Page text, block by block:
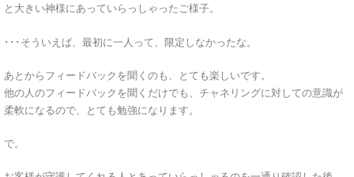
と大きい神様にあっていらっしゃったご様子。
･･･そういえば、最初に一人って、限定しなかったな。
あとからフィードバックを聞くのも、とても楽しいです。
他の人のフィードバックを聞くだけでも、チャネリングに対しての意識が
柔軟になるので、とても勉強になります。
で。